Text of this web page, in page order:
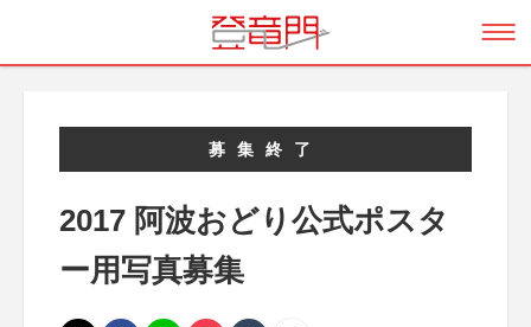
募集終了
2017 阿波おどり公式ポスタ
ー用写真募集